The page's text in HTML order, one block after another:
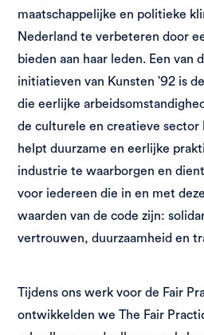
maatschappelijke en politieke
Nederland te verbeteren door
bieden aan haar leden. Een van
initiatieven van Kunsten '92 is
die eerlijke
de culturele en creatieve
helpt duurzame en eerlijke
industrie te waarborgen en
voor iedereen die in en met
waarden van de code zijn:
vertrouwen, duurzaamheid en
Tijdens ons werk voor de Fair
ontwikkelden we The Fair